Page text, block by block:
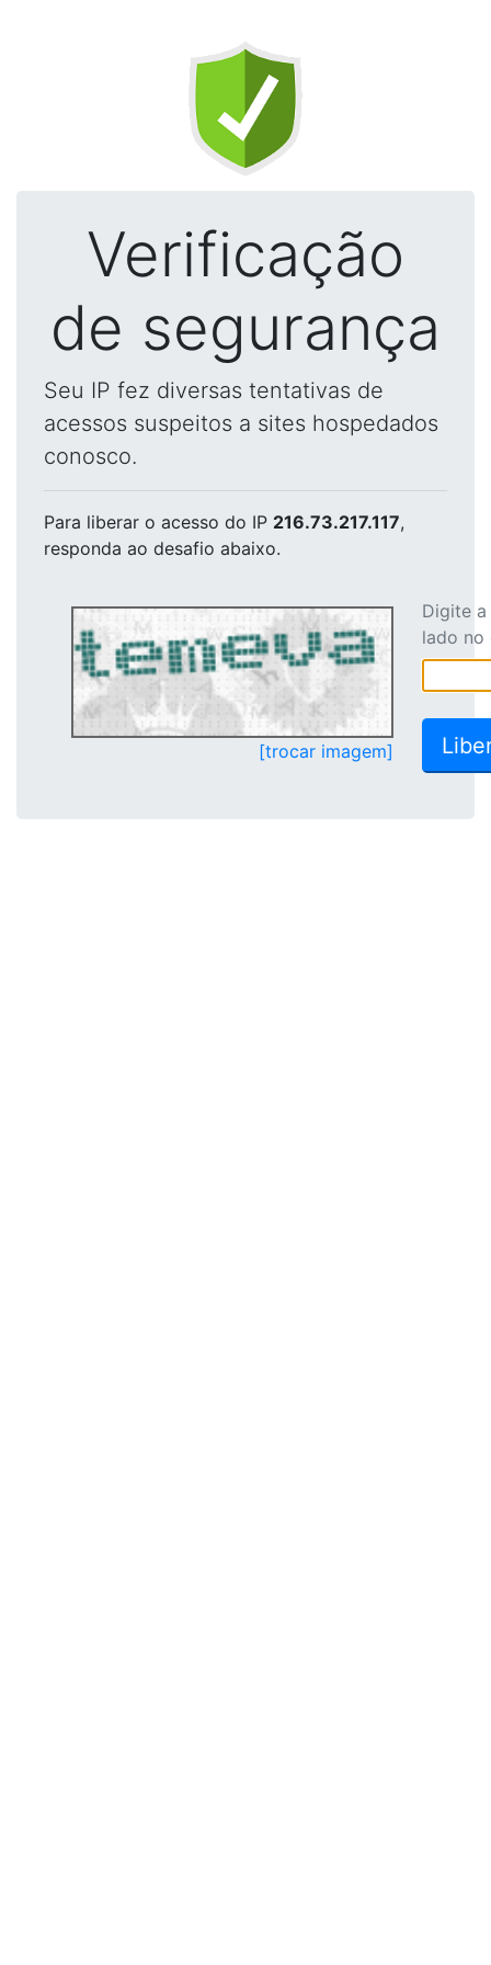
Verificação
de segurança
Seu IP fez diversas tentativas de
acessos suspeitos a sites hospedados
conosco.
Para liberar o acesso do IP 216.73.217.117,
responda ao desafio abaixo.
[trocar imagem]
Digite
lado no